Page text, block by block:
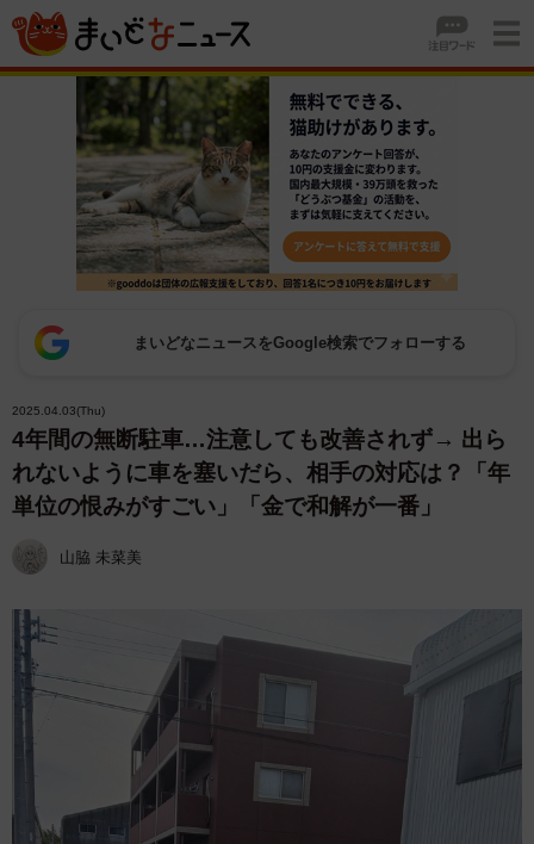
まいどなニュースをGoogle検索でフォローする
2025.04.03(Thu)
4年間の無断駐車…注意しても改善されず→ 出ら
れないように車を塞いだら、相手の対応は？「年
単位の恨みがすごい」「金で和解が一番」
山脇 未菜美